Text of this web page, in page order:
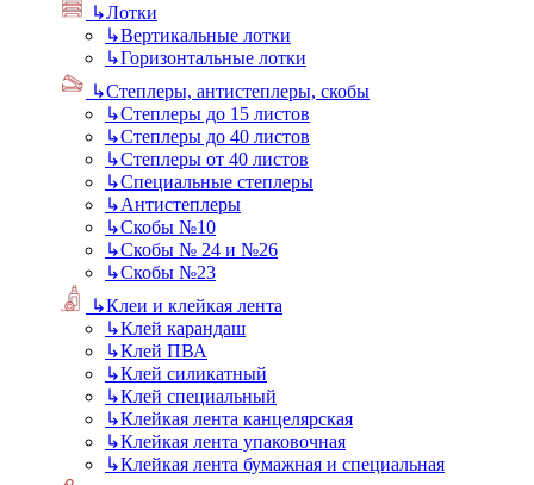
↳Лотки
↳Вертикальные лотки
↳Горизонтальные лотки
↳Степлеры, антистеплеры, скобы
↳Степлеры до 15 листов
↳Степлеры до 40 листов
↳Степлеры от 40 листов
↳Специальные степлеры
↳Антистеплеры
↳Скобы №10
↳Скобы № 24 и №26
↳Скобы №23
↳Клеи и клейкая лента
↳Клей карандаш
↳Клей ПВА
↳Клей силикатный
↳Клей специальный
↳Клейкая лента канцелярская
↳Клейкая лента упаковочная
↳Клейкая лента бумажная и специальная